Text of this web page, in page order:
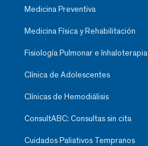
Medicina Preventiva
Medicina Física y Rehabilitación
Fisiología Pulmonar e Inhaloterapia
Clínica de Adolescentes
Clínicas de Hemodiálisis
ConsultABC: Consultas sin cita
Cuidados Paliativos Tempranos